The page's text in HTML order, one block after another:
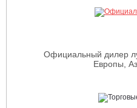
Официальный дилер
Европы,